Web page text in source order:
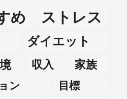
め ストレス
ダイエット
収入 家族
ン
目標